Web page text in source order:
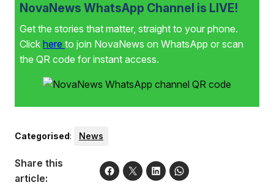
NovaNews WhatsApp Channel is LIVE!
Get the stories that matter, straight to your phone.
Click here to join NovaNews on WhatsApp or scan
the QR code for instant access.
Categorised: News
Share this
article: